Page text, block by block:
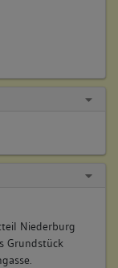
Niederburg
Grundstück